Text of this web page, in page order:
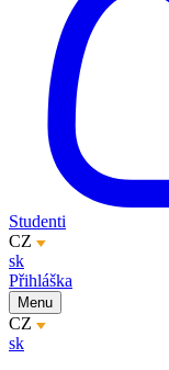
Studenti
CZ
sk
Přihláška
Menu
CZ
sk